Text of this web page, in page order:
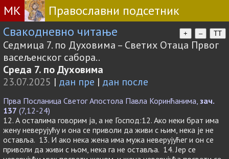
МК
Православни подсетник
Свакодневно читање
+ – TT
Седмица 7. по Духовима – Светих Отаца Првог
васељенског сабора..
Среда 7. по Духовима
23.07.2025 | дан пре | дан после
Прва Посланица Светог Апостола Павла Коринћанима, зач.
137 (7,12-24)
12. А осталима говорим ја, а не Господ:12. Ако неки брат има
жену неверујућу и она се приволи да живи с њим, нека је не
оставља. 13. И ако нека жена има мужа неверујућег и он се
приволи да живи с њом, нека га не оставља. 14. Јер се